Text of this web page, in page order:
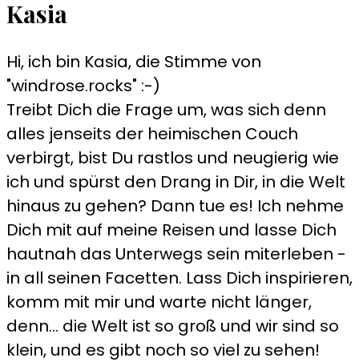
Kasia
Hi, ich bin Kasia, die Stimme von
"windrose.rocks" :-)
Treibt Dich die Frage um, was sich denn
alles jenseits der heimischen Couch
verbirgt, bist Du rastlos und neugierig wie
ich und spürst den Drang in Dir, in die Welt
hinaus zu gehen? Dann tue es! Ich nehme
Dich mit auf meine Reisen und lasse Dich
hautnah das Unterwegs sein miterleben -
in all seinen Facetten. Lass Dich inspirieren,
komm mit mir und warte nicht länger,
denn... die Welt ist so groß und wir sind so
klein, und es gibt noch so viel zu sehen!